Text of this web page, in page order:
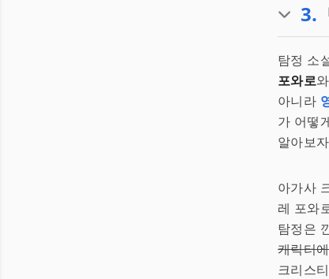
3.
탐정 소
포와로와
아니라
가 어떻
알아보
아가사
레 포와
탐정은
캐릭터
크리스